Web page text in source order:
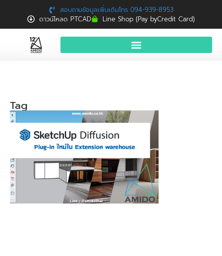
สอบถามข้อมูลเพิ่มเติมโทร 094-939-8953
ดาวน์โหลด PTCAD
Line Shop (Pay byCredit Card)
Download
ติดต่อเรา
Tag